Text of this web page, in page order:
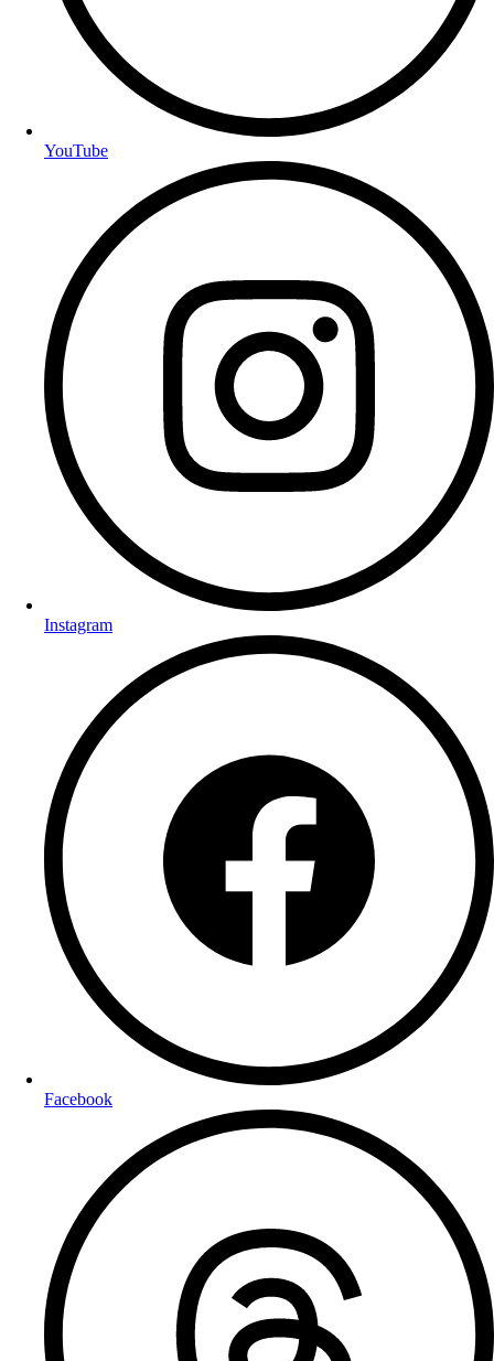
YouTube
Instagram
Facebook